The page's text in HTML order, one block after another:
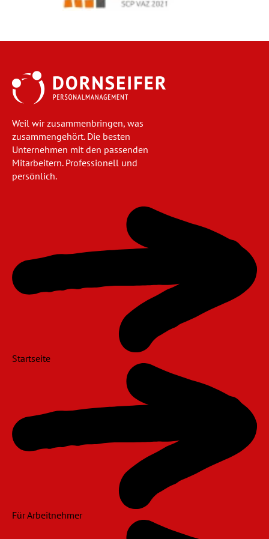
Weil wir zusammenbringen, was
zusammengehört. Die besten
Unternehmen mit den passenden
Mitarbeitern. Professionell und
persönlich.
Startseite
Für Arbeitnehmer